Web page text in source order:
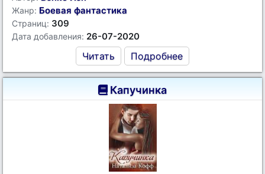
Жанр: Боевая фантастика
Страниц: 309
Дата добавления: 26-07-2020
Читать Подробнее
Капучинка